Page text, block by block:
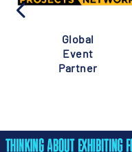
Global
Event
Partner